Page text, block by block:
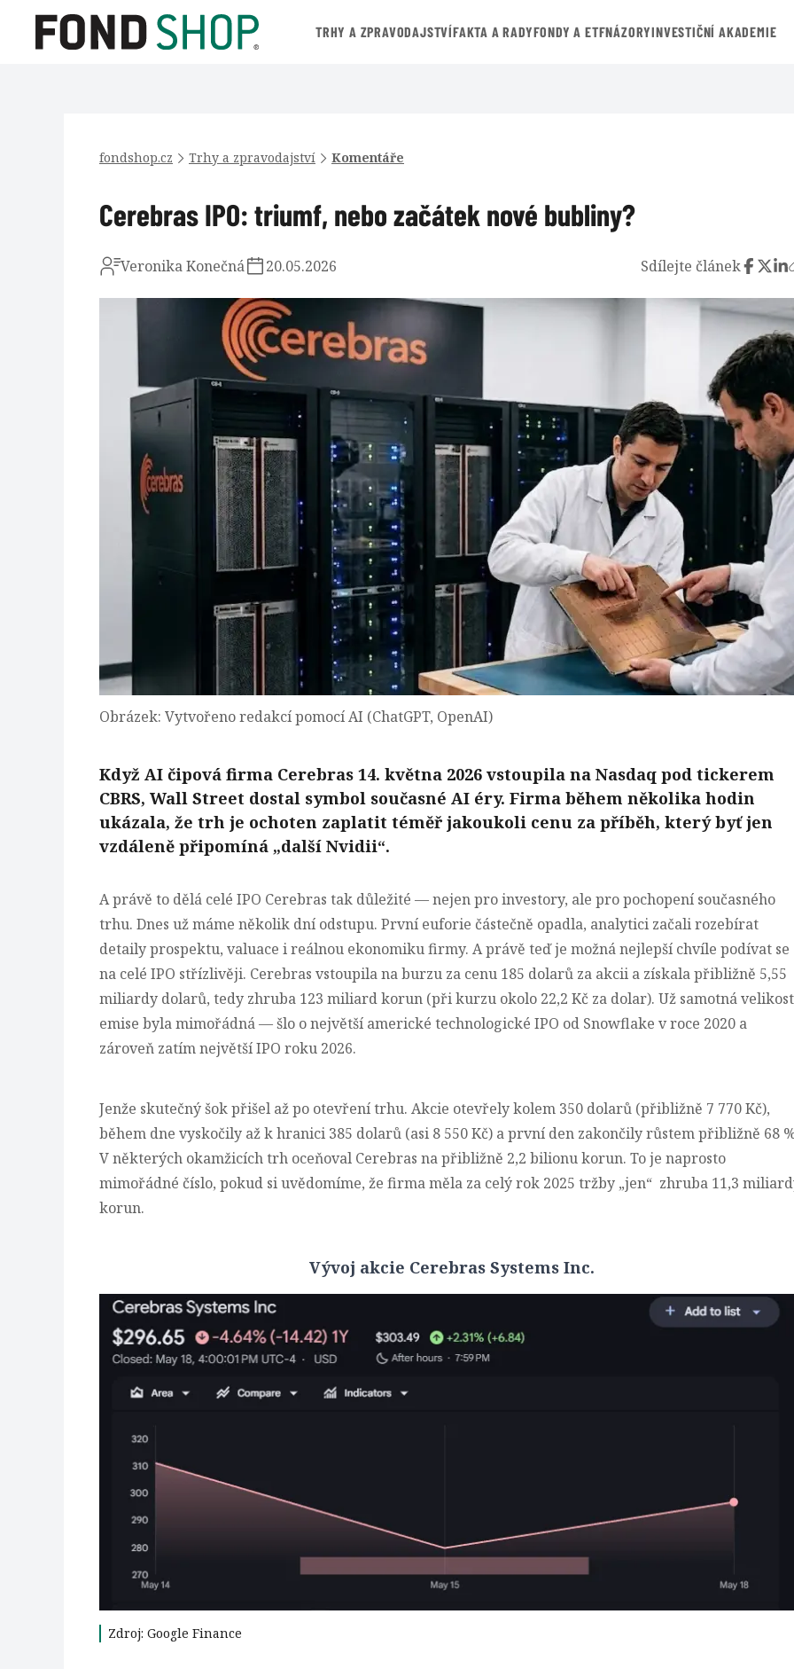
TRHY A ZPRAVODAJSTVÍFAKTA A RADYFONDY A ETFNÁZORYINVESTIČNÍ AKADEMIE
fondshop.cz Trhy a zpravodajství Komentáře
Cerebras IPO: triumf, nebo začátek nové bubliny?
Veronika Konečná 20.05.2026 Sdílejte článek
Obrázek: Vytvořeno redakcí pomocí AI (ChatGPT, OpenAI)
Když AI čipová firma Cerebras 14. května 2026 vstoupila na Nasdaq pod tickerem
CBRS, Wall Street dostal symbol současné AI éry. Firma během několika hodin
ukázala, že trh je ochoten zaplatit téměř jakoukoli cenu za příběh, který byť jen
vzdáleně připomíná „další Nvidii“.
A právě to dělá celé IPO Cerebras tak důležité — nejen pro investory, ale pro pochopení současného
trhu. Dnes už máme několik dní odstupu. První euforie částečně opadla, analytici začali rozebírat
detaily prospektu, valuace i reálnou ekonomiku firmy. A právě teď je možná nejlepší chvíle podívat se
na celé IPO střízlivěji. Cerebras vstoupila na burzu za cenu 185 dolarů za akcii a získala přibližně 5,55
miliardy dolarů, tedy zhruba 123 miliard korun (při kurzu okolo 22,2 Kč za dolar). Už samotná velikost
emise byla mimořádná — šlo o největší americké technologické IPO od Snowflake v roce 2020 a
zároveň zatím největší IPO roku 2026.
Jenže skutečný šok přišel až po otevření trhu. Akcie otevřely kolem 350 dolarů (přibližně 7 770 Kč),
během dne vyskočily až k hranici 385 dolarů (asi 8 550 Kč) a první den zakončily růstem přibližně 68
V některých okamžicích trh oceňoval Cerebras na přibližně 2,2 bilionu korun. To je naprosto
mimořádné číslo, pokud si uvědomíme, že firma měla za celý rok 2025 tržby „jen“ zhruba 11,3
korun.
Vývoj akcie Cerebras Systems Inc.
Zdroj: Google Finance